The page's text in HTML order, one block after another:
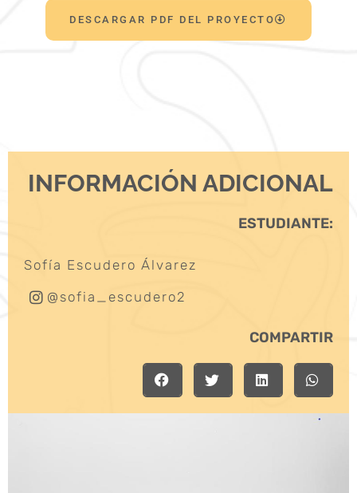
DESCARGAR PDF DEL PROYECTO
INFORMACIÓN ADICIONAL
ESTUDIANTE:
Sofía Escudero Álvarez
@sofia_escudero2
COMPARTIR